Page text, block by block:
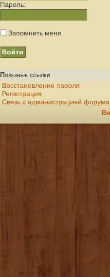
Пароль:
Запомнить меня
Полезные ссылки
Восстановление пароля
Регистрация
Связь с администрацией форума